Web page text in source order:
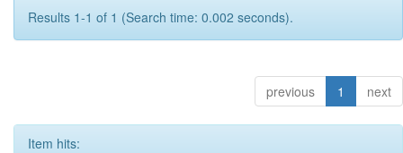
Results 1-1 of 1 (Search time: 0.002 seconds).
previous 1 next
Item hits: